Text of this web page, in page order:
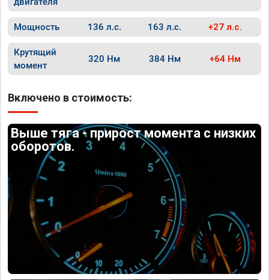
Мощность 136 л.с. 163 л.с. +27 л.с.
Крутящий
момент
320 Нм 384 Нм +64 Нм
Включено в стоимость:
Выше тяга - прирост момента с низких
оборотов.